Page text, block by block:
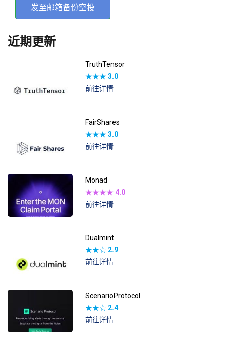
发至邮箱备份空投
近期更新
TruthTensor
★★★3.0
前往详情
FairShares
★★★3.0
前往详情
Monad
★★★★ 4.0
前往详情
Dualmint
★★☆ 2.9
前往详情
ScenarioProtocol
★★☆ 2.4
前往详情